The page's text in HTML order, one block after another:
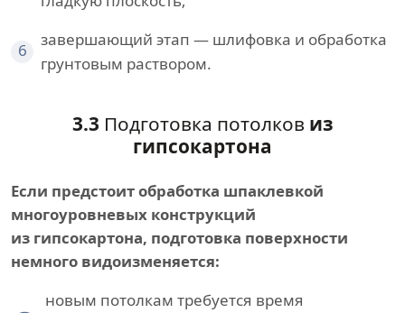
6
завершающий этап — шлифовка и обработка
грунтовым раствором.
3.3 Подготовка потолков из
гипсокартона
Если предстоит обработка шпаклевкой
многоуровневых конструкций
из гипсокартона, подготовка поверхности
немного видоизменяется:
новым потолкам требуется время